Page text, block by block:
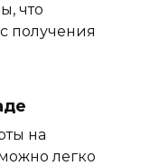
что
получения
на
легко